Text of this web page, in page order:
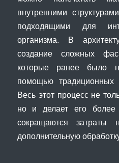
внутренними
подходящими для
организма. В
создание сложных
которые ранее было
помощью традиционных
Весь этот процесс не
но и делает его более
сокращаются
дополнительную